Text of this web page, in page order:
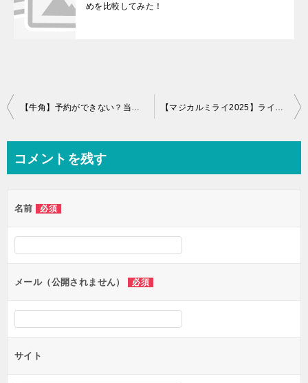
めを比較してみた！
投
ビ
ー
シ
ン
【牛角】予約ができない？当日予約はできるのか徹底調査！ 【マジカルミライ2025】ライブ配信や見逃し配信はあるのか調べてみました！
コメントを残す
名前 必須
メール（公開されません） 必須
サイト